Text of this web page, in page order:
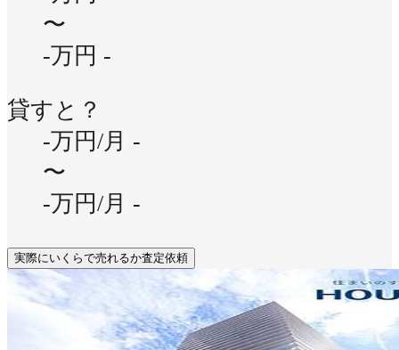
〜
-万円 -
貸すと？
-万円/月 -
〜
-万円/月 -
実際にいくらで売れるか査定依頼